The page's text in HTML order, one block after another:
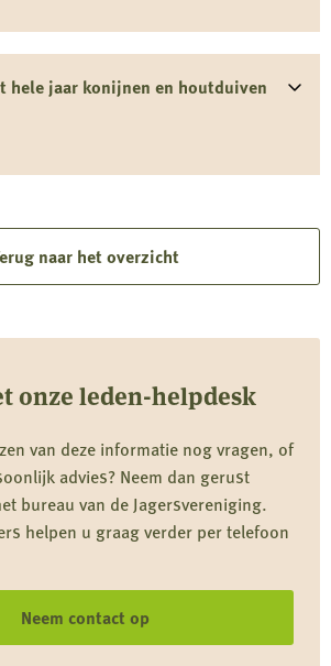
onze leden-helpdesk
van deze informatie nog vragen, of
advies? Neem dan gerust
bureau van de Jagersvereniging.
helpen u graag verder per telefoon
Neem contact op
hele jaar konijnen en houtduiven
naar het overzicht